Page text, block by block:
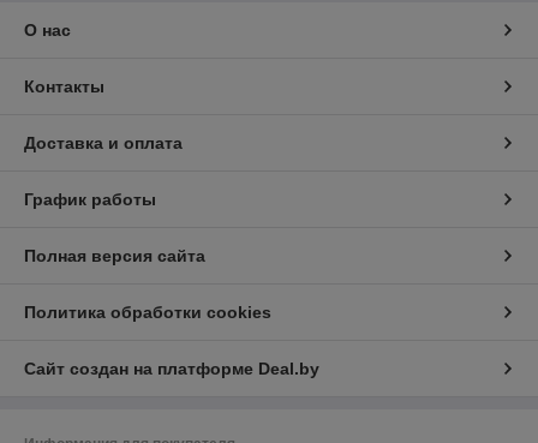
О нас
Контакты
Доставка и оплата
График работы
Полная версия сайта
Политика обработки cookies
Сайт создан на платформе Deal.by